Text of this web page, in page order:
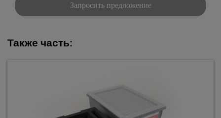
Запросить предложение
Также часть: